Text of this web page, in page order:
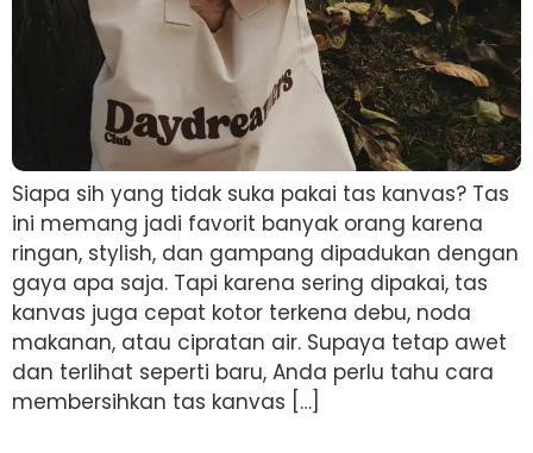
Siapa sih yang tidak suka pakai tas kanvas? Tas
ini memang jadi favorit banyak orang karena
ringan, stylish, dan gampang dipadukan dengan
gaya apa saja. Tapi karena sering dipakai, tas
kanvas juga cepat kotor terkena debu, noda
makanan, atau cipratan air. Supaya tetap awet
dan terlihat seperti baru, Anda perlu tahu cara
membersihkan tas kanvas […]